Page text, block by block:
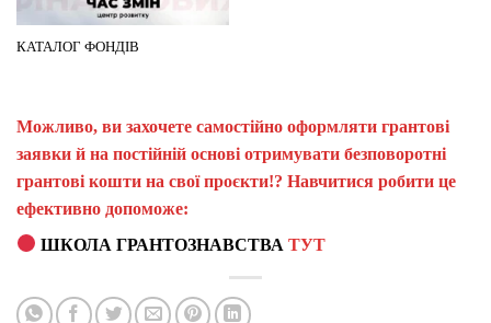
КАТАЛОГ ФОНДІВ
Можливо, ви захочете самостійно оформляти грантові
заявки й на постійній основі отримувати безповоротні
грантові кошти на свої проєкти!? Навчитися робити це
ефективно допоможе:
ШКОЛА ГРАНТОЗНАВСТВАТУТ